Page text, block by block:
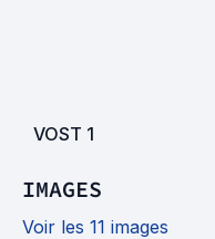
VOST 1
IMAGES
Voir les 11 images